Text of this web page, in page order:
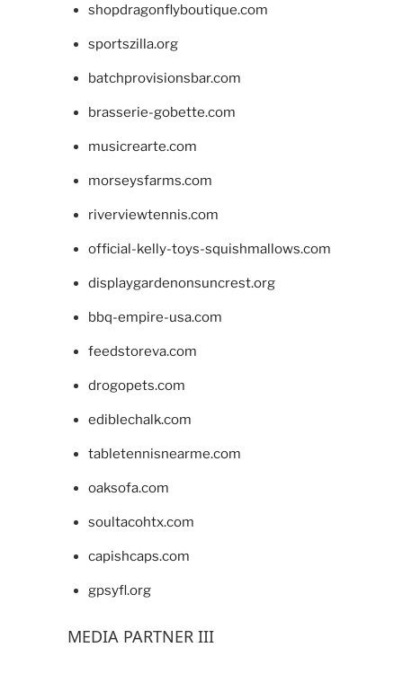
shopdragonflyboutique.com
sportszilla.org
batchprovisionsbar.com
brasserie-gobette.com
musicrearte.com
morseysfarms.com
riverviewtennis.com
official-kelly-toys-squishmallows.com
displaygardenonsuncrest.org
bbq-empire-usa.com
feedstoreva.com
drogopets.com
ediblechalk.com
tabletennisnearme.com
oaksofa.com
soultacohtx.com
capishcaps.com
gpsyfl.org
MEDIA PARTNER III